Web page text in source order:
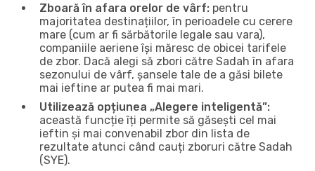
Zboară în afara orelor de vârf: pentru
majoritatea destinațiilor, în perioadele cu cerere
mare (cum ar fi sărbătorile legale sau vara),
companiile aeriene își măresc de obicei tarifele
de zbor. Dacă alegi să zbori către Sadah în afara
sezonului de vârf, șansele tale de a găsi bilete
mai ieftine ar putea fi mai mari.
Utilizează opțiunea „Alegere inteligentă”:
această funcție îți permite să găsești cel mai
ieftin și mai convenabil zbor din lista de
rezultate atunci când cauți zboruri către Sadah
(SYE).